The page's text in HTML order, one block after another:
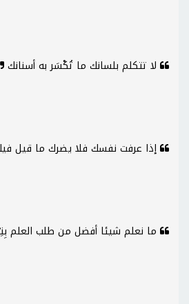
لا تتكلم بلسانك ما تُكْسَر به أسنانك
إذا عرفت نفسك فلا يضرك ما قيل
ما نعلم شيئا أفضل من طلب العلم